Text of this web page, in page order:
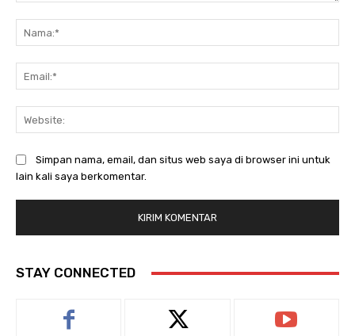
Simpan nama, email, dan situs web saya di browser ini untuk
lain kali saya berkomentar.
STAY CONNECTED